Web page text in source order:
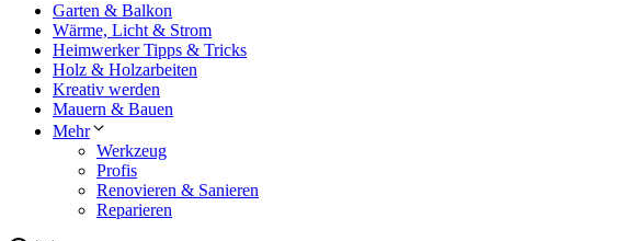
Garten & Balkon
Wärme, Licht & Strom
Heimwerker Tipps & Tricks
Holz & Holzarbeiten
Kreativ werden
Mauern & Bauen
Mehr
Werkzeug
Profis
Renovieren & Sanieren
Reparieren